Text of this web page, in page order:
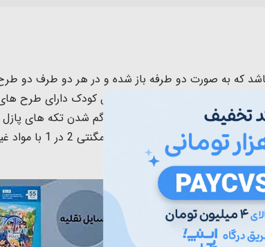
نقلیه می باشد که به صورت دو طرفه باز شده و در هر دو طرف
کودکان قرار دارد. این مگنتی 55 عددی می باشد که یک بازی فوق العاده برای بچه های 3 سال و بالاتر
میچسبد و امکان سرخوردن و گم شدن تکه های پازل
نگهداری و حمل آن آسان است